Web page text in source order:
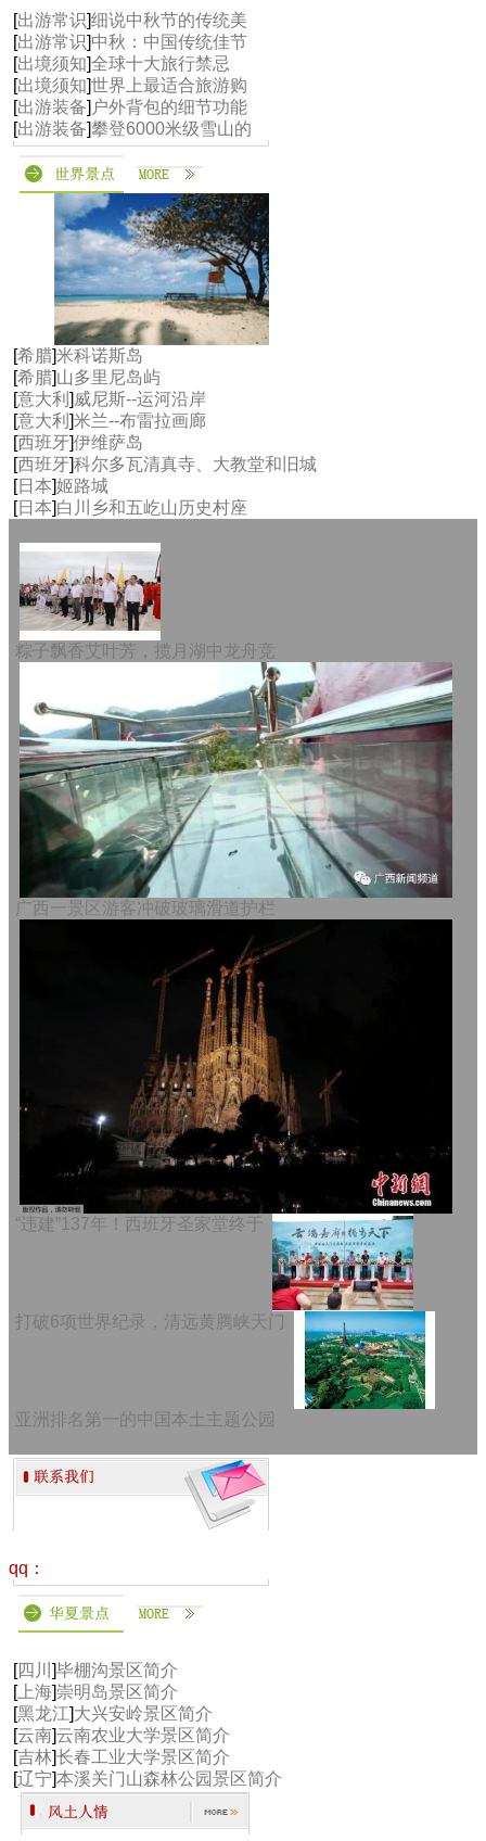
[出游常识]细说中秋节的传统美
[出游常识]中秋：中国传统佳节
[出境须知]全球十大旅行禁忌
[出境须知]世界上最适合旅游购
[出游装备] 户外背包的细节功能
[出游装备]攀登6000米级雪山的
[希腊]米科诺斯岛
[希腊]山多里尼岛屿
[意大利 ] 威尼斯--运河沿岸
[意大利 ]米兰--布雷拉画廊
[西班牙]伊维萨岛
[西班牙]科尔多瓦清真寺、大教堂和旧城
[日本]姬路城
[日本]白川乡和五屹山历史村座
粽子飘香艾叶芳，揽月湖中龙舟竞
广西一景区游客冲破玻璃滑道护栏
“违建”137年！西班牙圣家堂终于
打破6项世界纪录，清远黄腾峡天门
亚洲排名第一的中国本土主题公园
qq：
[四川 ]毕棚沟景区简介
[上海]崇明岛景区简介
[黑龙江]大兴安岭景区简介
[云南]云南农业大学景区简介
[吉林]长春工业大学景区简介
[辽宁]本溪关门山森林公园景区简介